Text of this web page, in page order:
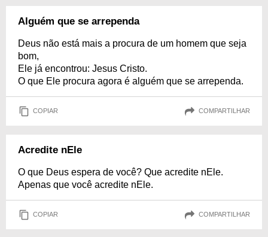
Alguém que se arrependa
Deus não está mais a procura de um homem que seja
bom,
Ele já encontrou: Jesus Cristo.
O que Ele procura agora é alguém que se arrependa.
COPIAR COMPARTILHAR
Acredite nEle
O que Deus espera de você? Que acredite nEle.
Apenas que você acredite nEle.
COPIAR COMPARTILHAR